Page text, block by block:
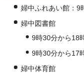
婦中ふれあい館：9
婦中図書館
9時30分から18
9時30分から17
婦中体育館